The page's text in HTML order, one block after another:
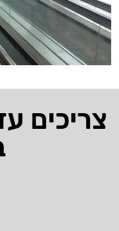
צריכים